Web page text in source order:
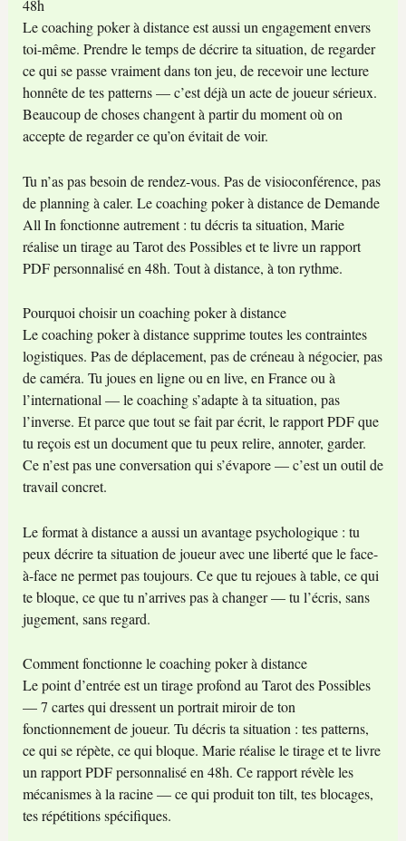
48h
Le coaching poker à distance est aussi un engagement envers
toi-même. Prendre le temps de décrire ta situation, de regarder
ce qui se passe vraiment dans ton jeu, de recevoir une lecture
honnête de tes patterns — c’est déjà un acte de joueur sérieux.
Beaucoup de choses changent à partir du moment où on
accepte de regarder ce qu’on évitait de voir.
Tu n’as pas besoin de rendez-vous. Pas de visioconférence, pas
de planning à caler. Le coaching poker à distance de Demande
All In fonctionne autrement : tu décris ta situation, Marie
réalise un tirage au Tarot des Possibles et te livre un rapport
PDF personnalisé en 48h. Tout à distance, à ton rythme.
Pourquoi choisir un coaching poker à distance
Le coaching poker à distance supprime toutes les contraintes
logistiques. Pas de déplacement, pas de créneau à négocier, pas
de caméra. Tu joues en ligne ou en live, en France ou à
l’international — le coaching s’adapte à ta situation, pas
l’inverse. Et parce que tout se fait par écrit, le rapport PDF que
tu reçois est un document que tu peux relire, annoter, garder.
Ce n’est pas une conversation qui s’évapore — c’est un outil de
travail concret.
Le format à distance a aussi un avantage psychologique : tu
peux décrire ta situation de joueur avec une liberté que le face-
à-face ne permet pas toujours. Ce que tu rejoues à table, ce qui
te bloque, ce que tu n’arrives pas à changer — tu l’écris, sans
jugement, sans regard.
Comment fonctionne le coaching poker à distance
Le point d’entrée est un tirage profond au Tarot des Possibles
— 7 cartes qui dressent un portrait miroir de ton
fonctionnement de joueur. Tu décris ta situation : tes patterns,
ce qui se répète, ce qui bloque. Marie réalise le tirage et te livre
un rapport PDF personnalisé en 48h. Ce rapport révèle les
mécanismes à la racine — ce qui produit ton tilt, tes blocages,
tes répétitions spécifiques.